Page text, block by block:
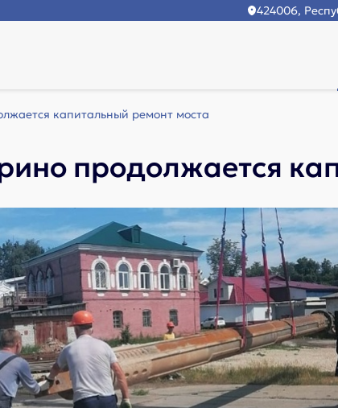
424006,
капитальный ремонт моста
продолжается